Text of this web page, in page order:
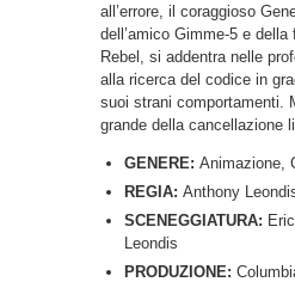
all’errore, il coraggioso
dell’amico Gimme-5 e
Rebel, si addentra nelle
alla ricerca del codice in
suoi strani comportamenti.
grande della cancellazione
GENERE: Animazione,
REGIA: Anthony
SCENEGGIATURA:
Leondis
PRODUZIONE: